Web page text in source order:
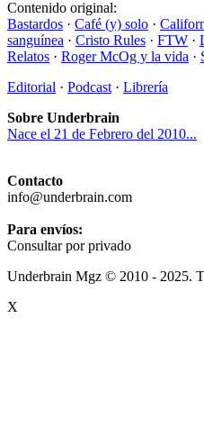
Contenido original:
Bastardos · Café (y) solo ·
sanguínea · Cristo Rules · FTW ·
Relatos · Roger McOg y la vida ·
Editorial · Podcast · Librería
Sobre Underbrain
Nace el 21 de Febrero del 2010...
Contacto
info@underbrain.com
Para envíos:
Consultar por privado
Underbrain Mgz © 2010 - 2025.
X